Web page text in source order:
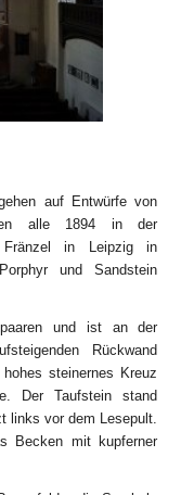
auf Entwürfe von
alle 1894 in der
Fränzel in Leipzig in
und Sandstein
und ist an der
Rückwand
steinernes Kreuz
Der Taufstein stand
links vor dem Lesepult.
Becken mit kupferner